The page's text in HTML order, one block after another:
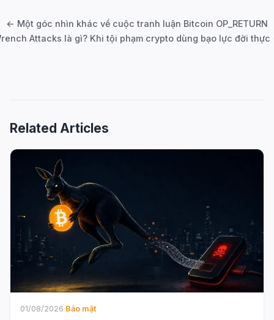
← Một góc nhìn khác về cuộc tranh luận Bitcoin OP_RETURN
Attacks là gì? Khi tội phạm crypto dùng bạo lực đời
Related Articles
01/08/2026·Bảo mật